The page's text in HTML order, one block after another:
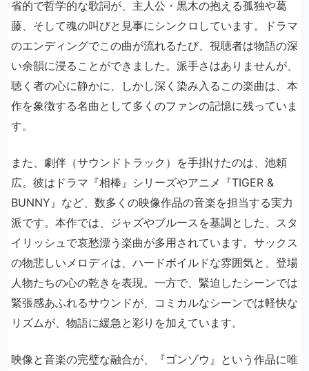
省的で哲学的な歌詞が、主人公・黒木の抱える孤独や葛
藤、そして魂の叫びと見事にシンクロしています。ドラマ
のエンディングでこの曲が流れるたび、視聴者は物語の深
い余韻に浸ることができました。派手さはありませんが、
聴く者の心に静かに、しかし深く染み入るこの楽曲は、本
作を象徴する名曲として多くのファンの記憶に残っていま
す。
また、劇伴（サウンドトラック）を手掛けたのは、池頼
広。彼はドラマ『相棒』シリーズやアニメ『TIGER &
BUNNY』など、数多くの映像作品の音楽を担当する実力
派です。本作では、ジャズやブルースを基調とした、スタ
イリッシュで哀愁漂う楽曲が多用されています。サックス
の物悲しいメロディは、ハードボイルドな雰囲気と、登場
人物たちの心の乾きを表現。一方で、緊迫したシーンでは
緊張感あふれるサウンドが、コミカルなシーンでは軽快な
リズムが、物語に緩急と彩りを加えています。
映像と音楽の完璧な融合が、『ゴンゾウ』という作品に唯